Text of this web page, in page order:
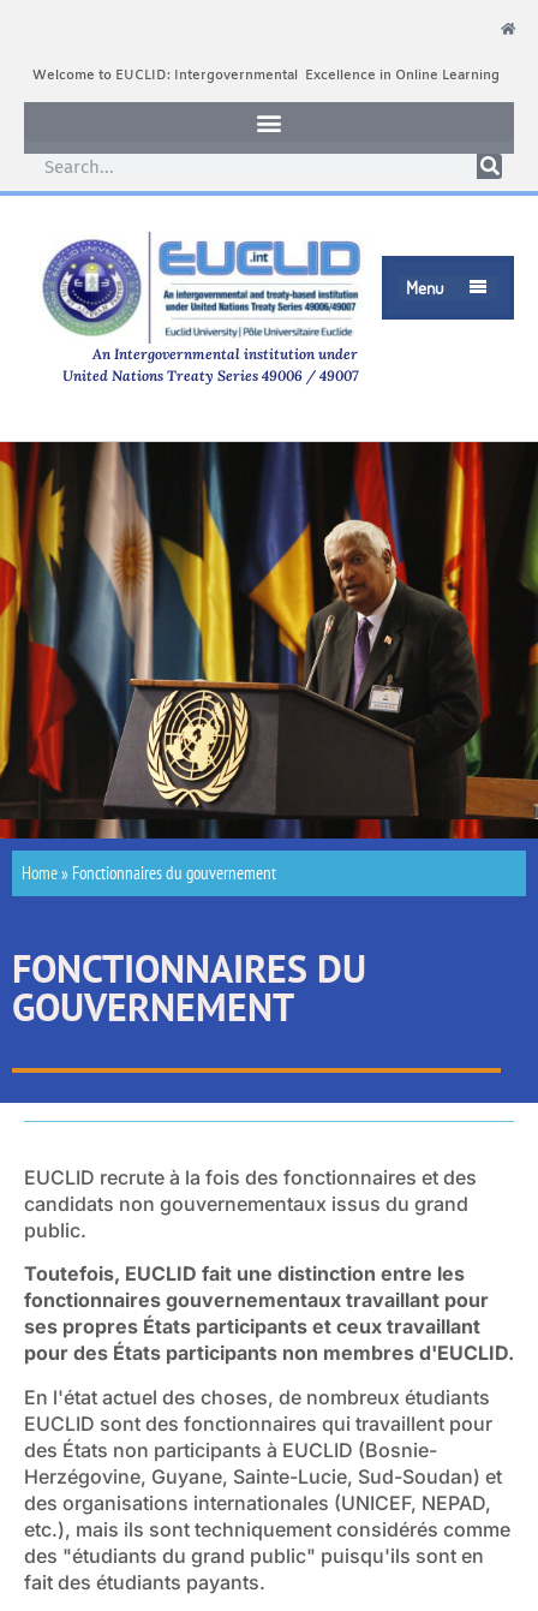
Welcome to EUCLID: Intergovernmental Excellence in Online Learning
Menu 
An Intergovernmental institution under
United Nations Treaty Series 49006 / 49007
Home» Fonctionnaires du gouvernement
FONCTIONNAIRES DU
GOUVERNEMENT
EUCLID recrute à la fois des fonctionnaires et des
candidats non gouvernementaux issus du grand
public.
Toutefois, EUCLID fait une distinction entre les
fonctionnaires gouvernementaux travaillant pour
ses propres États participants et ceux travaillant
pour des États participants non membres d'EUCLID.
En l'état actuel des choses, de nombreux étudiants
EUCLID sont des fonctionnaires qui travaillent pour
des États non participants à EUCLID (Bosnie-
Herzégovine, Guyane, Sainte-Lucie, Sud-Soudan) et
des organisations internationales (UNICEF, NEPAD,
etc.), mais ils sont techniquement considérés comme
des "étudiants du grand public" puisqu'ils sont en
fait des étudiants payants.